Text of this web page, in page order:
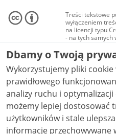
Treści tekstowe
wyłączeniem
na licencji typu
- na tych samych
Materiały
audio i wideo, są
Creative
niekomercyjne -
NC-ND 4.0), o ile
Dbamy o Twoją
Wykorzystujemy pliki cookie
prawidłowego
analizy ruchu i optymalizacji
możemy lepiej dostosować
użytkowników i stale ulepszać nasze
informacje przechowywane